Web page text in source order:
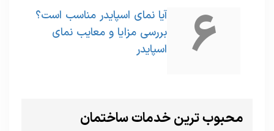
6
آیا نمای اسپایدر مناسب است؟
بررسی مزایا و معایب نمای
اسپایدر
محبوب ترین خدمات ساختمان